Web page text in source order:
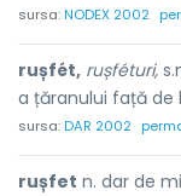
sursa:NODEX 2002
rușfét, rușféturi,
a țăranului față
sursa:DAR 2002
rușfet n. dar de